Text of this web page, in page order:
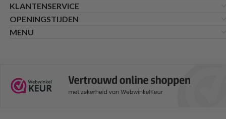
KLANTENSERVICE
OPENINGSTIJDEN
MENU